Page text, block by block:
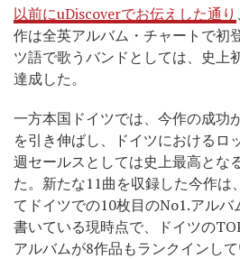
以前にuDiscoverでお伝えした通り
作は全英アルバム・チャートで初
ツ語で歌うバンドとしては、史上
達成した。
一方本国ドイツでは、今作の成功
を引き伸ばし、ドイツにおけるロ
週セールスとしては史上最高とな
た。新たな11曲を収録した今作は
てドイツでの10枚目のNo1.アル
書いている現時点で、ドイツの
アルバムが8作品もランクインして